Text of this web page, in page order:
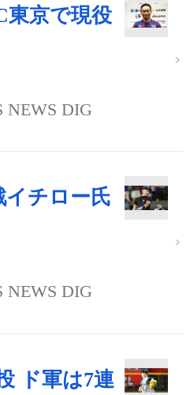
東京で現役
NEWS DIG
チロー氏
NEWS DIG
ド軍は7連